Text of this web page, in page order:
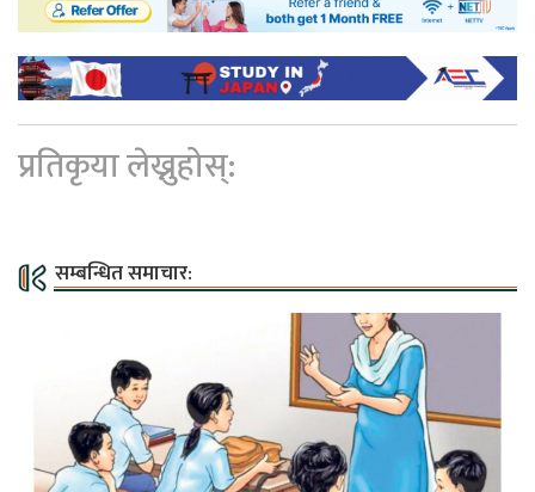
प्रतिकृया लेख्नुहोस्:
सम्बन्धित समाचार: